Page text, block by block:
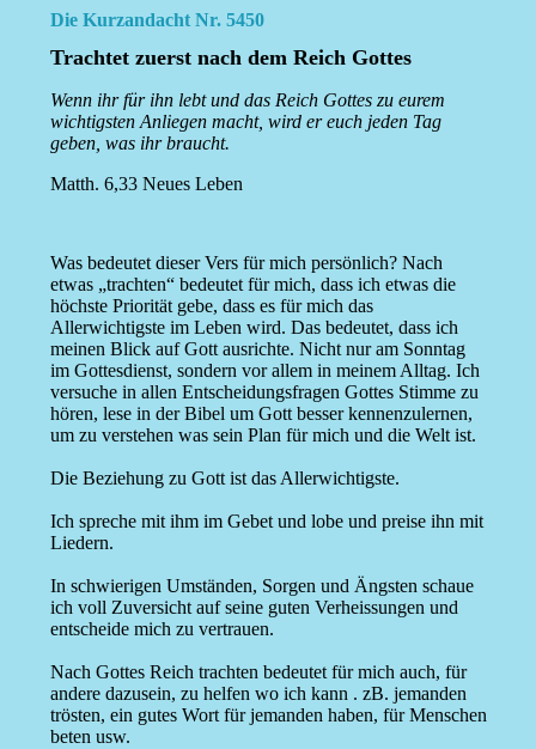
Die Kurzandacht Nr. 5450
Trachtet zuerst nach dem Reich Gottes
Wenn ihr für ihn lebt und das Reich Gottes zu eurem
wichtigsten Anliegen macht, wird er euch jeden Tag
geben, was ihr braucht.
Matth. 6,33 Neues Leben
Was bedeutet dieser Vers für mich persönlich? Nach
etwas „trachten“ bedeutet für mich, dass ich etwas die
höchste Priorität gebe, dass es für mich das
Allerwichtigste im Leben wird. Das bedeutet, dass ich
meinen Blick auf Gott ausrichte. Nicht nur am Sonntag
im Gottesdienst, sondern vor allem in meinem Alltag. Ich
versuche in allen Entscheidungsfragen Gottes Stimme zu
hören, lese in der Bibel um Gott besser kennenzulernen,
um zu verstehen was sein Plan für mich und die Welt ist.
Die Beziehung zu Gott ist das Allerwichtigste.
Ich spreche mit ihm im Gebet und lobe und preise ihn mit
Liedern.
In schwierigen Umständen, Sorgen und Ängsten schaue
ich voll Zuversicht auf seine guten Verheissungen und
entscheide mich zu vertrauen.
Nach Gottes Reich trachten bedeutet für mich auch, für
andere dazusein, zu helfen wo ich kann . zB. jemanden
trösten, ein gutes Wort für jemanden haben, für Menschen
beten usw.